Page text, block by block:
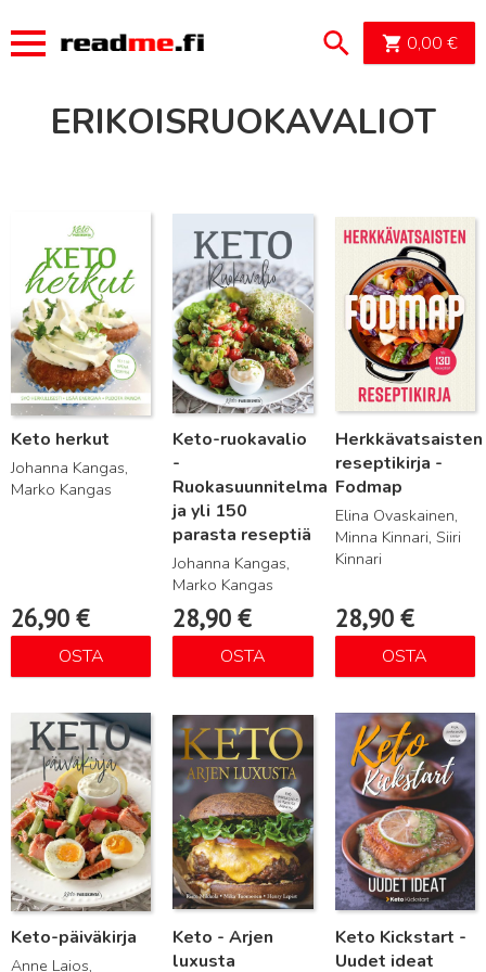
0,00 €
ERIKOISRUOKAVALIOT
Keto herkut
Johanna Kangas,
Marko Kangas
26,90 €
OSTA
Lue lisää
Keto-ruokavalio
-
Ruokasuunnitelma
ja yli 150
parasta reseptiä
Johanna Kangas,
Marko Kangas
28,90€
OSTA
Herkkävatsaisten
reseptikirja -
Fodmap
Elina Ovaskainen,
Minna Kinnari, Siiri
Kinnari
28,90 €
OSTA
Lue lisää
Keto-päiväkirja
Anne Laios,
Lue lisää
Keto - Arjen
luxusta
Lue lisää
Keto Kickstart -
Uudet ideat
Lue lisää